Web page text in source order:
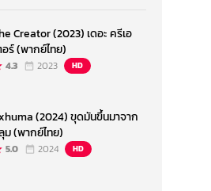
Creator (2023) เดอะ ครีเอ
อร์ (พากย์ไทย)
4.3 2023 HD
(2024) ขุดมันขึ้นมาจาก
ม (พากย์ไทย)
5.0 2024 HD